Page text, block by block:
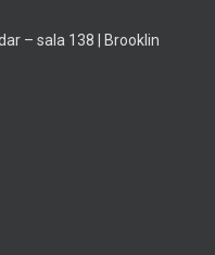
– sala 138 | Brooklin